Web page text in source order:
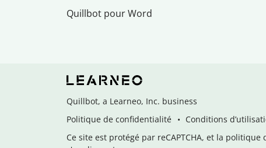
Quillbot pour Word
Quillbot, a Learneo, Inc. business
Politique de confidentialité
Conditions
Ce site est protégé par reCAPTCHA, et la